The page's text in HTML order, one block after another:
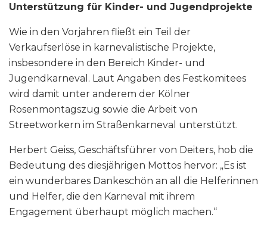
Unterstützung für Kinder- und Jugendprojekte
Wie in den Vorjahren fließt ein Teil der
Verkaufserlöse in karnevalistische Projekte,
insbesondere in den Bereich Kinder- und
Jugendkarneval. Laut Angaben des Festkomitees
wird damit unter anderem der Kölner
Rosenmontagszug sowie die Arbeit von
Streetworkern im Straßenkarneval unterstützt.
Herbert Geiss, Geschäftsführer von Deiters, hob die
Bedeutung des diesjährigen Mottos hervor: „Es ist
ein wunderbares Dankeschön an all die Helferinnen
und Helfer, die den Karneval mit ihrem
Engagement überhaupt möglich machen.“